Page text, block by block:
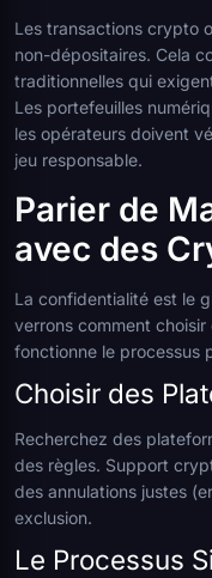
Les transactions crypto
non-dépositaires. Cela
traditionnelles qui
Les portefeuilles
les opérateurs doivent
jeu responsable.
Parier de
avec des
La confidentialité est le
verrons comment
fonctionne le processus
Choisir des
Recherchez des
des règles. Support
des annulations justes
exclusion.
Le Processus